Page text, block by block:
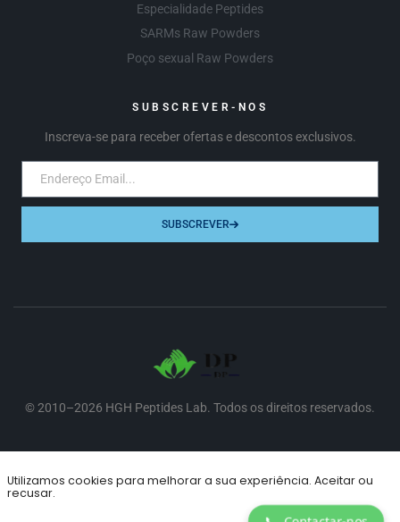
Utilizamos cookies para melhorar a sua experiência. Aceitar ou
recusar.
Especialidade Peptides
SARMs Raw Powders
Poço sexual Raw Powders
SUBSCREVER-NOS
Inscreva-se para receber ofertas e descontos exclusivos.
SUBSCREVER
© 2010–2026 HGH Peptides Lab. Todos os direitos reservados.